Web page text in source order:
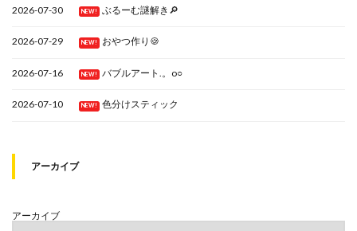
2026-07-30 NEW! ぶるーむ謎解き🔎
2026-07-29 NEW! おやつ作り🍪
2026-07-16 NEW! バブルアート.。o○
2026-07-10 NEW! 色分けスティック
アーカイブ
アーカイブ